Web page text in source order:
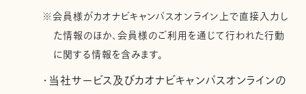
※会員様がカオナビキャンパスオンライン上で直接入力し
た情報のほか、会員様のご利用を通じて行われた行動
に関する情報を含みます。
・当社サービス及びカオナビキャンパスオンラインの